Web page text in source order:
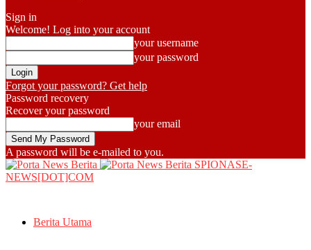
Sign in
Welcome! Log into your account
your username
your password
Forgot your password? Get help
Password recovery
Recover your password
your email
A password will be e-mailed to you.
SPIONASE-
NEWS[DOT]COM
Berita Utama